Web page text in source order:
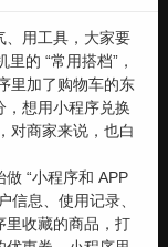
、用工具，大家要
的 “常用搭档”，
里加了购物车的东
，想用小程序兑换
对商家来说，也白
“小程序和 APP
信息、使用记录、
里收藏的商品，打